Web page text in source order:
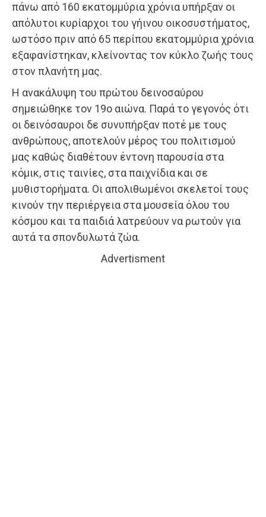
πάνω από 160 εκατομμύρια χρόνια υπήρξαν οι
απόλυτοι κυρίαρχοι του γήινου οικοσυστήματος,
ωστόσο πριν από 65 περίπου εκατομμύρια χρόνια
εξαφανίστηκαν, κλείνοντας τον κύκλο ζωής τους
στον πλανήτη μας.
Η ανακάλυψη του πρώτου δεινοσαύρου
σημειώθηκε τον 19ο αιώνα. Παρά το γεγονός ότι
οι δεινόσαυροι δε συνυπήρξαν ποτέ με τους
ανθρώπους, αποτελούν μέρος του πολιτισμού
μας καθώς διαθέτουν έντονη παρουσία στα
κόμικ, στις ταινίες, στα παιχνίδια και σε
μυθιστορήματα. Οι απολιθωμένοι σκελετοί τους
κινούν την περιέργεια στα μουσεία όλου του
κόσμου και τα παιδιά λατρεύουν να ρωτούν για
αυτά τα σπονδυλωτά ζώα.
Advertisment